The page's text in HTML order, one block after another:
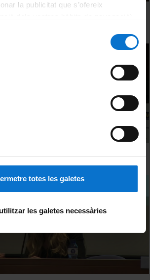
la publicitat que s’ofereix
de galetes del lloc web de la
totes les galetes
les galetes necessàries
International Academic Symposium
Policy